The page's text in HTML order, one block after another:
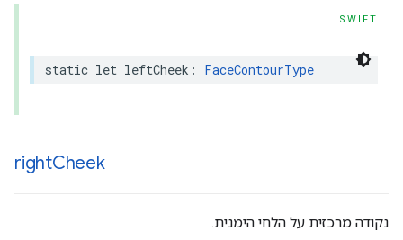
SWIFT
static let leftCheek : FaceContourType
rightCheek
נקודה מרכזית על הלחי הימנית.